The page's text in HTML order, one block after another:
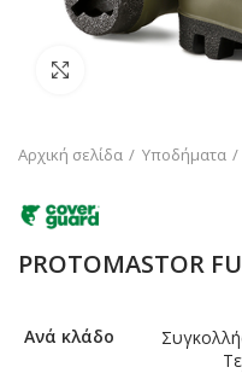
Αρχική σελίδα Υποδήματα
PROTOMASTOR
Ανά κλάδο